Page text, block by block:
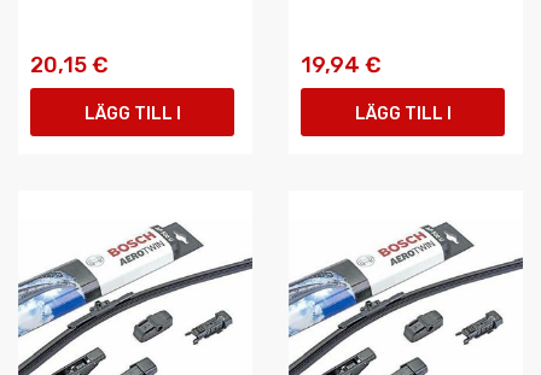
20,15 €
LÄGG TILL I
19,94 €
LÄGG TILL I